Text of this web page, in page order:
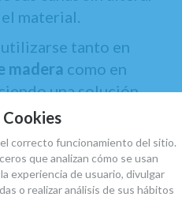
material.
tanto en
madera como en
una solución
profesores y
Además, al ser
diferentes cañas
interpretación de
correcto funcionamiento del sitio.
que analizan cómo se usan
experiencia de usuario, divulgar
o realizar análisis de sus hábitos